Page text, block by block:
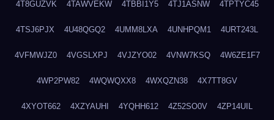
4T8GUZVK 4TAWVEKW 4TBBI1Y5 4TJ1ASNW 4TPTYC45
4TSJ6PJX 4U48QGQ2 4UMM8LXA 4UNHPQM1 4URT243L
4VFMWJZ0 4VGSLXPJ 4VJZYO02 4VNW7KSQ 4W6ZE1F7
4WP2PW82 4WQWQXX8 4WXQZN38 4X7TT8GV
4XYOT662 4XZYAUHI 4YQHH612 4Z52SO0V 4ZP14UIL